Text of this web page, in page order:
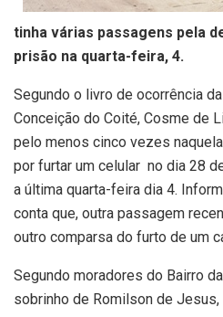
tinha várias passagens pela
prisão na quarta-feira, 4.
Segundo o livro de ocorrência
Conceição do Coité, Cosme de
pelo menos cinco vezes
por furtar um celular no dia 28
a última quarta-feira dia 4.
conta que, outra passagem
outro comparsa do furto de um
Segundo moradores do Bairro
sobrinho de Romilson de